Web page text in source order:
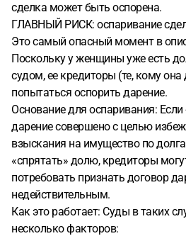
сделка может быть оспорена.
ГЛАВНЫЙ РИСК: оспаривание
Это самый опасный момент в
Поскольку у женщины уже есть
судом, ее кредиторы (те, кому
попытаться оспорить дарение.
Основание для оспаривания: Если
дарение совершено с целью
взыскания на имущество по
«спрятать» долю, кредиторы
потребовать признать договор
недействительным.
Как это работает: Суды в таких
несколько факторов: